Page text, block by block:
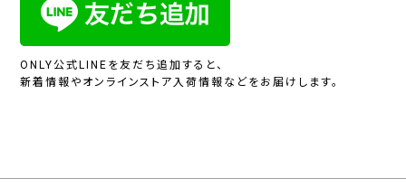
ONLY公式LINEを友だち追加すると、
新着情報やオンラインストア入荷情報などをお届けします。